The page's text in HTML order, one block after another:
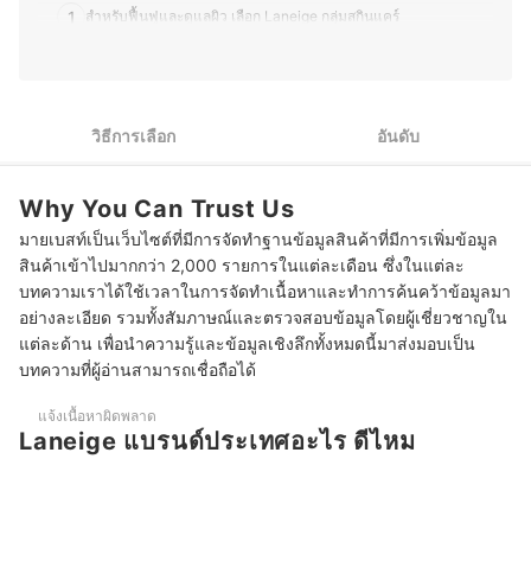
ทุกบทความที่เขียนจะผ่านการค้นคว้าอย่างละเอียด เพื่อให้ผู้
1 สำหรับฟื้นฟูและดูแลผิว เลือก Laneige กลุ่มสกินแคร์
เน้นทำความสะอาดผิว เลือก Laneige Cleansing หรือ Cleanser
Line
Glowy Balm
10 Laneige ตัวไหนดี รวมผลิตภัณฑ์ลาเนจ
บทความที่เกี่ยวข้องกับ Laneige
วิธีการเลือก อันดับ
Why You Can Trust Us
มายเบสท์เป็นเว็บไซต์ที่มีการจัดทำฐานข้อมูลสินค้าที่มีการเพิ่มข้อมูล
สินค้าเข้าไปมากกว่า 2,000 รายการในแต่ละเดือน ซึ่งในแต่ละ
บทความเราได้ใช้เวลาในการจัดทำเนื้อหาและทำการค้นคว้าข้อมูลมา
อย่างละเอียด รวมทั้งสัมภาษณ์และตรวจสอบข้อมูลโดยผู้เชี่ยวชาญใน
แต่ละด้าน เพื่อนำความรู้และข้อมูลเชิงลึกทั้งหมดนี้มาส่งมอบเป็น
บทความที่ผู้อ่านสามารถเชื่อถือได้
แจ้งเนื้อหาผิดพลาด
Laneige แบรนด์ประเทศอะไร ดีไหม